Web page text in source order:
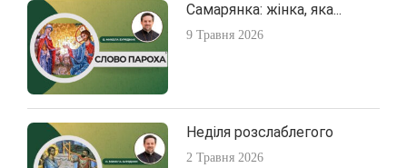
Самарянка: жінка, яка...
9 Травня 2026
Неділя розслаблегого
2 Травня 2026